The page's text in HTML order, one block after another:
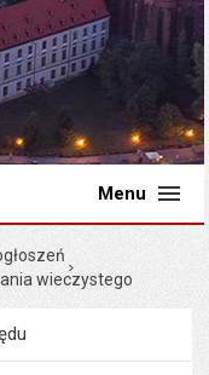
Menu
wieczystego
Urząd Miejski